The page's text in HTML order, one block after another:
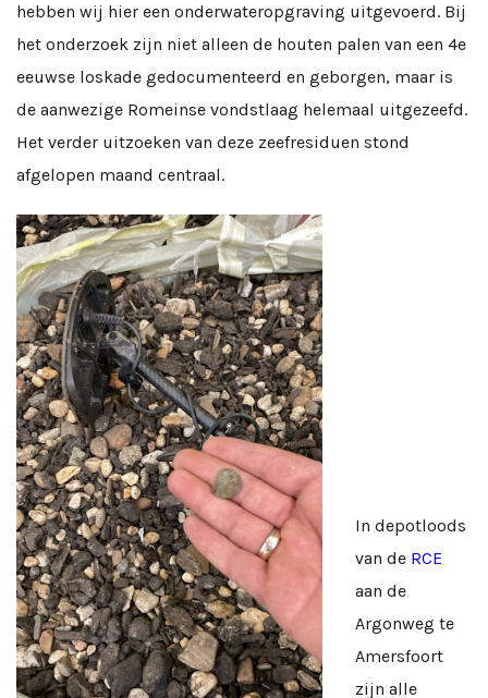
hebben wij hier een onderwateropgraving uitgevoerd. Bij
het onderzoek zijn niet alleen de houten palen van een 4e
eeuwse loskade gedocumenteerd en geborgen, maar is
de aanwezige Romeinse vondstlaag helemaal uitgezeefd.
Het verder uitzoeken van deze zeefresiduen stond
afgelopen maand centraal.
In depotloods
van de RCE
aan de
Argonweg te
Amersfoort
zijn alle